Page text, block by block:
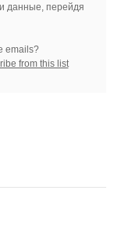
данные, перейдя
emails?
from this list